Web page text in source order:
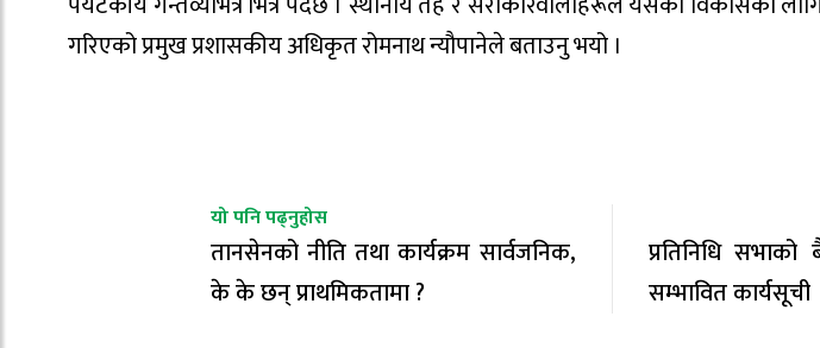
गरिएको प्रमुख प्रशासकीय अधिकृत रोमनाथ न्यौपानेले बताउनु भयो ।
यो पनि पढ्नुहोस
तानसेनको नीति तथा कार्यक्रम सार्वजनिक,
के के छन् प्राथमिकतामा ?
प्रतिनिधि
सम्भावित कार्यसूची